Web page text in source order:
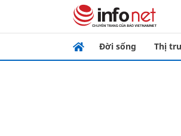
Đời sống Thị